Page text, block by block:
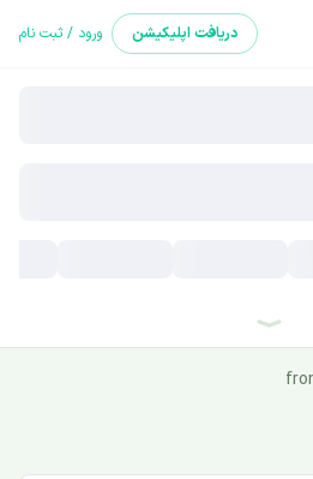
دریافت اپلیکیشن ورود / ثبت نام